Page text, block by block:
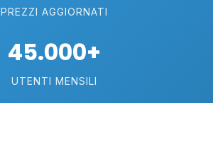
PREZZI AGGIORNATI
45.000+
UTENTI MENSILI